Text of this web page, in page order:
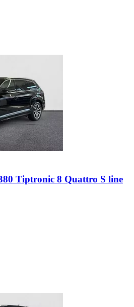
Tiptronic 8 Quattro S line